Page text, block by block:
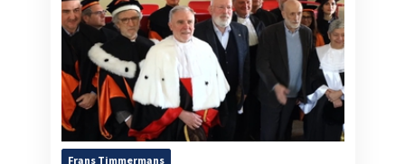
Frans Timmermans